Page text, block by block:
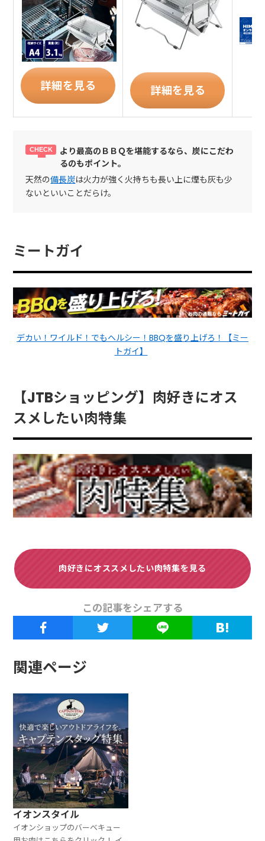
詳細を見る 詳細を見る
より最高のＢＢＱを堪能するなら、炭にこだわ
るのもポイント。
天然の備長炭は火力が強く火持ちも長い上に煙も灰も少
ないといいことだらけ。
ミートガイ
デカい！ワイルド！でもヘルシー！BBQを盛り上げろ！【ミー
トガイ】
【JTBショッピング】肉好きにオス
スメしたい肉特集
肉好きにオススメしたい肉特集を見る
この記事をシェアする
関連ページ
イオンスタイル
イオンショップのバーベキュー